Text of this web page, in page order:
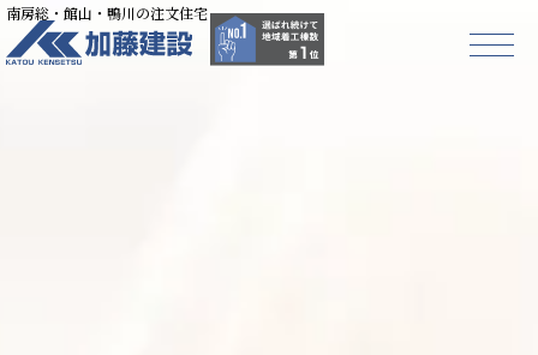
南房総・館山・鴨川の注文住宅